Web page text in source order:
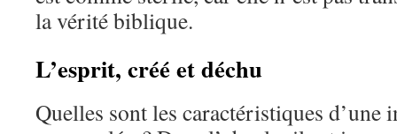
la vérité biblique.
L’esprit, créé et déchu
Quelles sont les caractéristiques d’une